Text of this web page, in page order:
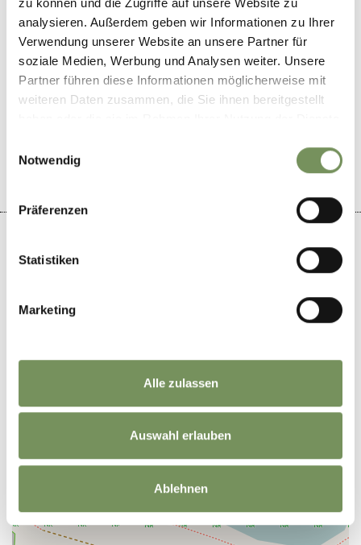
zu können und die Zugriffe auf unsere Website zu
analysieren. Außerdem geben wir Informationen zu Ihrer
Verwendung unserer Website an unsere Partner für
soziale Medien, Werbung und Analysen weiter. Unsere
Partner führen diese Informationen möglicherweise mit
weiteren Daten zusammen, die Sie ihnen bereitgestellt
Notwendig
Präferenzen
Statistiken
Marketing
Alle zulassen
Auswahl erlauben
Ablehnen
WAR DER INHALT FÜR DICH HILFREICH?
−